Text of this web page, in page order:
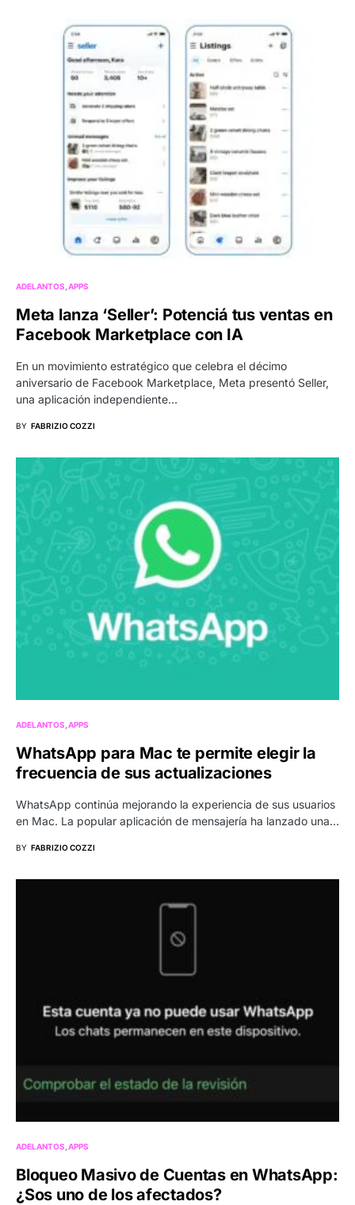
ADELANTOS APPS
Meta lanza ‘Seller’: Potenciá tus ventas en
Facebook Marketplace con IA
En un movimiento estratégico que celebra el décimo
aniversario de Facebook Marketplace, Meta presentó Seller,
una aplicación independiente…
BY FABRIZIO COZZI
ADELANTOS APPS
WhatsApp para Mac te permite elegir la
frecuencia de sus actualizaciones
WhatsApp continúa mejorando la experiencia de sus usuarios
en Mac. La popular aplicación de mensajería ha lanzado una…
BY FABRIZIO COZZI
ADELANTOS APPS
Bloqueo Masivo de Cuentas en WhatsApp:
¿Sos uno de los afectados?